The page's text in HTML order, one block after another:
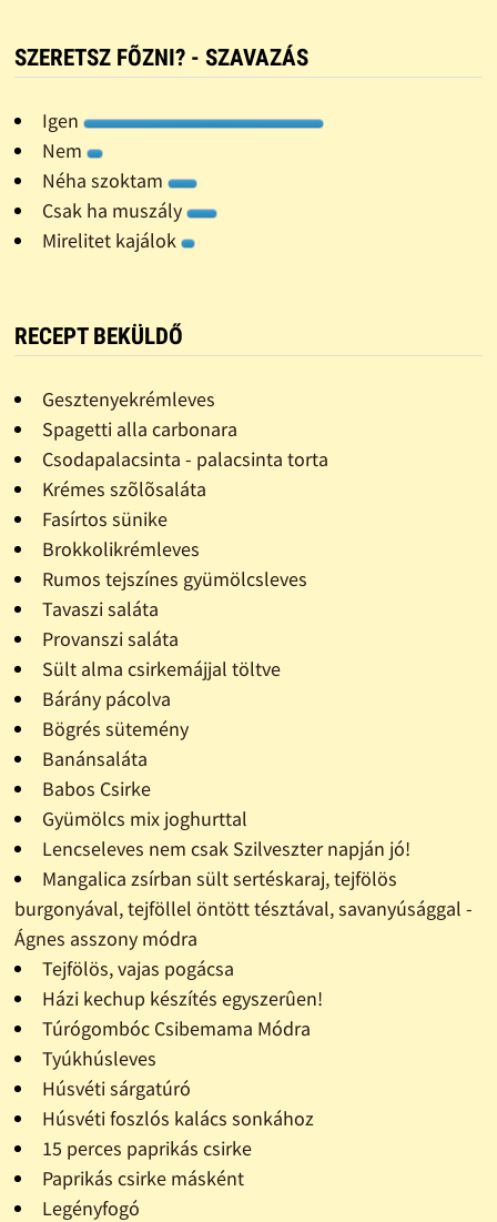
SZERETSZ FÕZNI? - SZAVAZÁS
Igen
Nem
Néha szoktam
Csak ha muszály
Mirelitet kajálok
RECEPT BEKÜLDŐ
Gesztenyekrémleves
Spagetti alla carbonara
Csodapalacsinta - palacsinta torta
Krémes szõlõsaláta
Fasírtos sünike
Brokkolikrémleves
Rumos tejszínes gyümölcsleves
Tavaszi saláta
Provanszi saláta
Sült alma csirkemájjal töltve
Bárány pácolva
Bögrés sütemény
Banánsaláta
Babos Csirke
Gyümölcs mix joghurttal
Lencseleves nem csak Szilveszter napján jó!
Mangalica zsírban sült sertéskaraj, tejfölös
burgonyával, tejföllel öntött tésztával, savanyúsággal -
Ágnes asszony módra
Tejfölös, vajas pogácsa
Házi kechup készítés egyszerûen!
Túrógombóc Csibemama Módra
Tyúkhúsleves
Húsvéti sárgatúró
Húsvéti foszlós kalács sonkához
15 perces paprikás csirke
Paprikás csirke másként
Legényfogó